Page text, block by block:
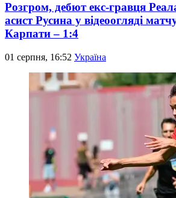
Розгром, дебют екс-гравця
асист Русина у відеоогляді
Карпати – 1:4
01 серпня, 16:52 Україна